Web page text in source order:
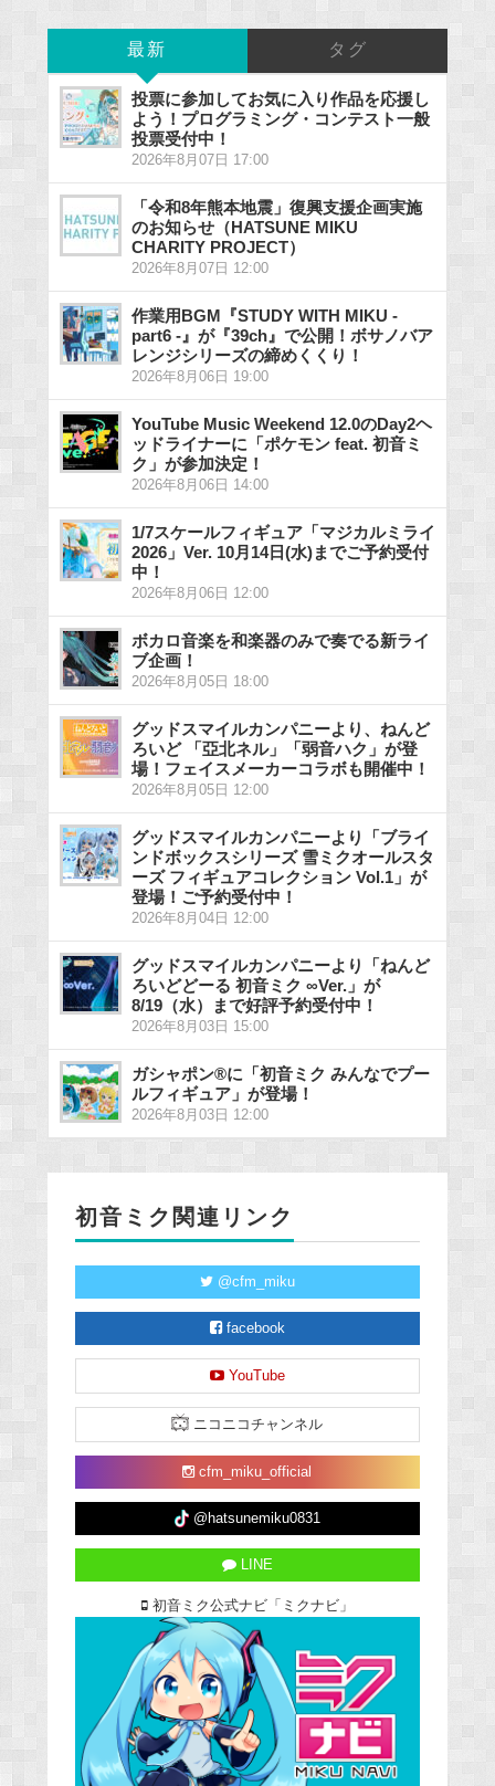
最新 タグ
投票に参加してお気に入り作品を応援し
よう！プログラミング・コンテスト一般
投票受付中！
2026年8月07日 17:00
「令和8年熊本地震」復興支援企画実施
のお知らせ（HATSUNE MIKU
CHARITY PROJECT）
2026年8月07日 12:00
作業用BGM『STUDY WITH MIKU -
part6 -』が『39ch』で公開！ボサノバア
レンジシリーズの締めくくり！
2026年8月06日 19:00
YouTube Music Weekend 12.0のDay2ヘ
ッドライナーに「ポケモン feat. 初音ミ
ク」が参加決定！
2026年8月06日 14:00
1/7スケールフィギュア「マジカルミライ
2026」Ver. 10月14日(水)までご予約受付
中！
2026年8月06日 12:00
ボカロ音楽を和楽器のみで奏でる新ライ
ブ企画！
2026年8月05日 18:00
グッドスマイルカンパニーより、ねんど
ろいど 「亞北ネル」「弱音ハク」が登
場！フェイスメーカーコラボも開催中！
2026年8月05日 12:00
グッドスマイルカンパニーより「ブライ
ンドボックスシリーズ 雪ミクオールスタ
ーズ フィギュアコレクション Vol.1」が
登場！ご予約受付中！
2026年8月04日 12:00
グッドスマイルカンパニーより「ねんど
ろいどどーる 初音ミク ∞Ver.」が
8/19（水）まで好評予約受付中！
2026年8月03日 15:00
ガシャポン®に「初音ミク みんなでプー
ルフィギュア」が登場！
2026年8月03日 12:00
初音ミク関連リンク
@cfm_miku
facebook
YouTube
ニコニコチャンネル
cfm_miku_official
@hatsunemiku0831
LINE
初音ミク公式ナビ「ミクナビ」